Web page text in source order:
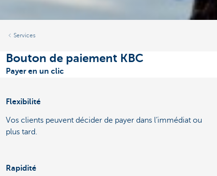
Services
Bouton de paiement KBC
Payer en un clic
Flexibilité
Vos clients peuvent décider de payer dans l’immédiat ou
plus tard.
Rapidité